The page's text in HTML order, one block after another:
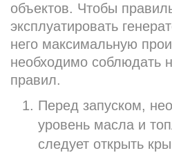
объектов. Чтобы
эксплуатировать
него максимальную
необходимо соблюдать
правил.
Перед запуском,
уровень масла и
следует открыть